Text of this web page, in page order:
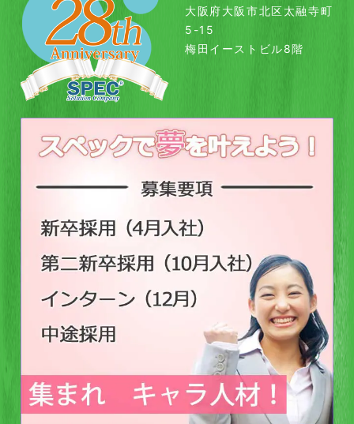
大阪府大阪市北区太融寺町
5-15
梅田イーストビル8階